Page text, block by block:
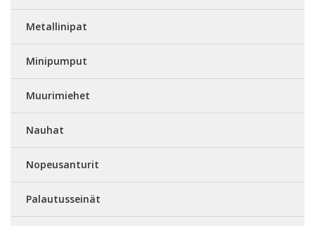
Metallinipat
Minipumput
Muurimiehet
Nauhat
Nopeusanturit
Palautusseinät